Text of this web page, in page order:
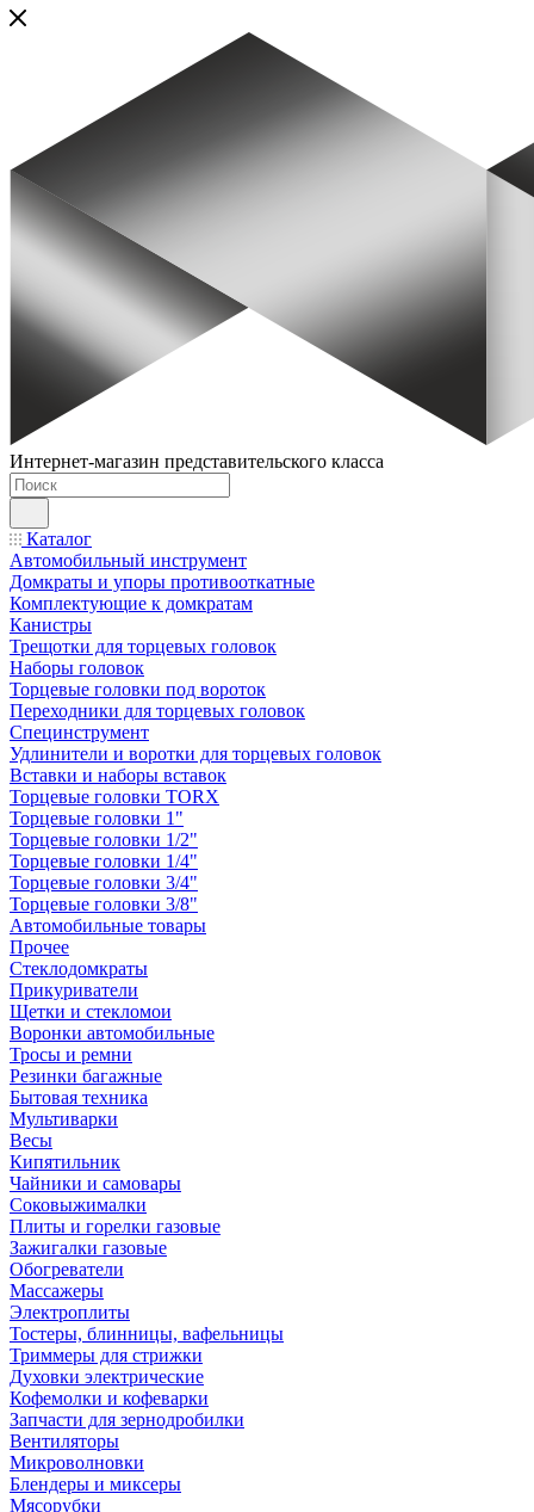
Интернет-магазин представительского класса
Каталог
Автомобильный инструмент
Домкраты и упоры противооткатные
Комплектующие к домкратам
Канистры
Трещотки для торцевых головок
Наборы головок
Торцевые головки под вороток
Переходники для торцевых головок
Специнструмент
Удлинители и воротки для торцевых головок
Вставки и наборы вставок
Торцевые головки TORX
Торцевые головки 1"
Торцевые головки 1/2"
Торцевые головки 1/4"
Торцевые головки 3/4"
Торцевые головки 3/8"
Автомобильные товары
Прочее
Стеклодомкраты
Прикуриватели
Щетки и стекломои
Воронки автомобильные
Тросы и ремни
Резинки багажные
Бытовая техника
Мультиварки
Весы
Кипятильник
Чайники и самовары
Соковыжималки
Плиты и горелки газовые
Зажигалки газовые
Обогреватели
Массажеры
Электроплиты
Тостеры, блинницы, вафельницы
Триммеры для стрижки
Духовки электрические
Кофемолки и кофеварки
Запчасти для зернодробилки
Вентиляторы
Микроволновки
Блендеры и миксеры
Мясорубки